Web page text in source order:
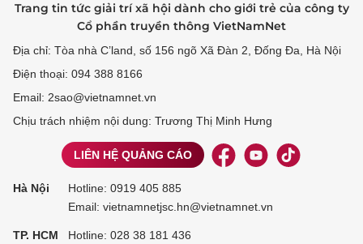
Trang tin tức giải trí xã hội dành cho giới trẻ của công ty
Cổ phần truyền thông VietNamNet
Địa chỉ: Tòa nhà C’land, số 156 ngõ Xã Đàn 2, Đống Đa, Hà Nội
Điện thoại: 094 388 8166
Email: 2sao@vietnamnet.vn
Chịu trách nhiệm nội dung: Trương Thị Minh Hưng
LIÊN HỆ QUẢNG CÁO
Hà Nội Hotline: 0919 405 885
Email: vietnamnetjsc.hn@vietnamnet.vn
TP. HCM Hotline: 028 38 181 436